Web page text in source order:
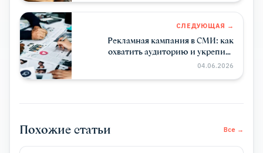
СЛЕДУЮЩАЯ →
Рекламная кампания в СМИ: как
охватить аудиторию и укрепить
доверие к бренду
04.06.2026
Похожие статьи Все →